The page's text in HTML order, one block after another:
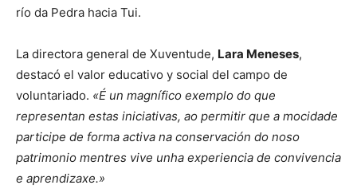
río da Pedra hacia Tui.
La directora general de Xuventude, Lara Meneses,
destacó el valor educativo y social del campo de
voluntariado. «É un magnífico exemplo do que
representan estas iniciativas, ao permitir que a mocidade
participe de forma activa na conservación do noso
patrimonio mentres vive unha experiencia de convivencia
e aprendizaxe.»